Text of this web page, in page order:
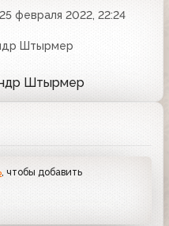
25 февраля 2022, 22:24
Штырмер
Штырмер
, чтобы добавить